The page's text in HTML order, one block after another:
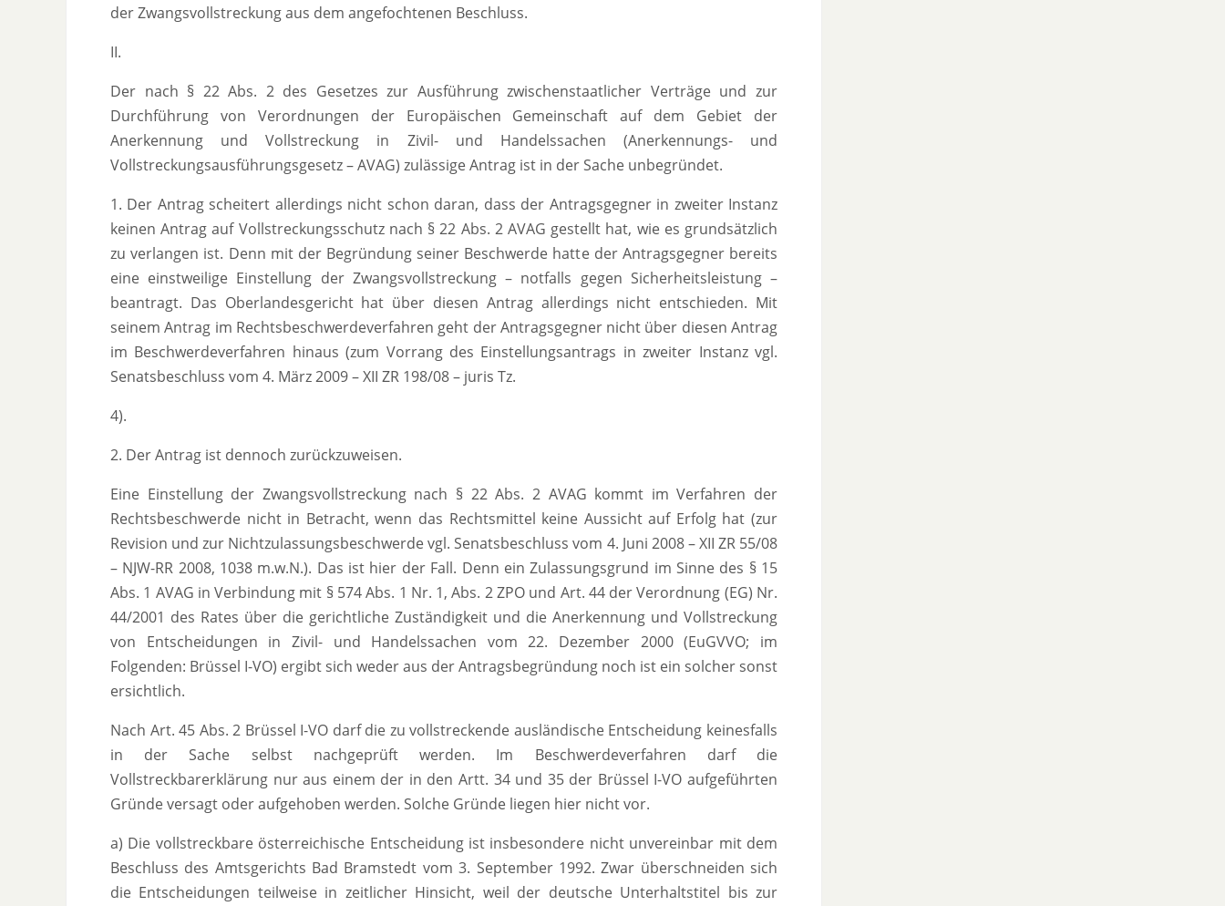
der Zwangsvollstreckung aus dem angefochtenen Beschluss.
II.
Der nach § 22 Abs. 2 des Gesetzes zur Ausführung zwischenstaatlicher Verträge und zur
Durchführung von Verordnungen der Europäischen Gemeinschaft auf dem Gebiet der
Anerkennung und Vollstreckung in Zivil- und Handelssachen (Anerkennungs- und
Vollstreckungsausführungsgesetz – AVAG) zulässige Antrag ist in der Sache unbegründet.
1. Der Antrag scheitert allerdings nicht schon daran, dass der Antragsgegner in zweiter Instanz
keinen Antrag auf Vollstreckungsschutz nach § 22 Abs. 2 AVAG gestellt hat, wie es grundsätzlich
zu verlangen ist. Denn mit der Begründung seiner Beschwerde hatte der Antragsgegner bereits
eine einstweilige Einstellung der Zwangsvollstreckung – notfalls gegen Sicherheitsleistung –
beantragt. Das Oberlandesgericht hat über diesen Antrag allerdings nicht entschieden. Mit
seinem Antrag im Rechtsbeschwerdeverfahren geht der Antragsgegner nicht über diesen Antrag
im Beschwerdeverfahren hinaus (zum Vorrang des Einstellungsantrags in zweiter Instanz vgl.
Senatsbeschluss vom 4. März 2009 – XII ZR 198/08 – juris Tz.
4).
2. Der Antrag ist dennoch zurückzuweisen.
Eine Einstellung der Zwangsvollstreckung nach § 22 Abs. 2 AVAG kommt im Verfahren der
Rechtsbeschwerde nicht in Betracht, wenn das Rechtsmittel keine Aussicht auf Erfolg hat (zur
Revision und zur Nichtzulassungsbeschwerde vgl. Senatsbeschluss vom 4. Juni 2008 – XII ZR 55/08
– NJW-RR 2008, 1038 m.w.N.). Das ist hier der Fall. Denn ein Zulassungsgrund im Sinne des § 15
Abs. 1 AVAG in Verbindung mit § 574 Abs. 1 Nr. 1, Abs. 2 ZPO und Art. 44 der Verordnung (EG) Nr.
44/2001 des Rates über die gerichtliche Zuständigkeit und die Anerkennung und Vollstreckung
von Entscheidungen in Zivil- und Handelssachen vom 22. Dezember 2000 (EuGVVO; im
Folgenden: Brüssel I-VO) ergibt sich weder aus der Antragsbegründung noch ist ein solcher sonst
ersichtlich.
Nach Art. 45 Abs. 2 Brüssel I-VO darf die zu vollstreckende ausländische Entscheidung keinesfalls
in der Sache selbst nachgeprüft werden. Im Beschwerdeverfahren darf die
Vollstreckbarerklärung nur aus einem der in den Artt. 34 und 35 der Brüssel I-VO aufgeführten
Gründe versagt oder aufgehoben werden. Solche Gründe liegen hier nicht vor.
a) Die vollstreckbare österreichische Entscheidung ist insbesondere nicht unvereinbar mit dem
Beschluss des Amtsgerichts Bad Bramstedt vom 3. September 1992. Zwar überschneiden sich
die Entscheidungen teilweise in zeitlicher Hinsicht, weil der deutsche Unterhaltstitel bis zur